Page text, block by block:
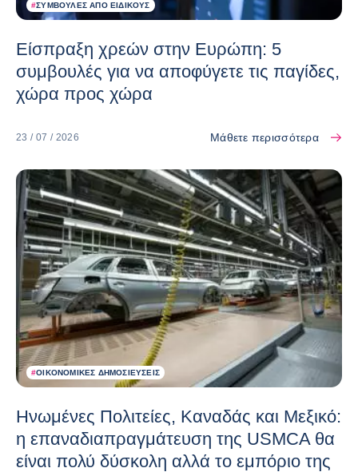
#ΣΥΜΒΟΥΛΈΣ ΑΠΌ ΕΙΔΙΚΟΎΣ
Είσπραξη χρεών στην Ευρώπη: 5
συμβουλές για να αποφύγετε τις παγίδες,
χώρα προς χώρα
23 / 07 / 2026 Μάθετε περισσότερα
#ΟΙΚΟΝΟΜΙΚΈΣ ΔΗΜΟΣΙΕΎΣΕΙΣ
Ηνωμένες Πολιτείες, Καναδάς και Μεξικό:
η επαναδιαπραγμάτευση της USMCA θα
είναι πολύ δύσκολη αλλά το εμπόριο της